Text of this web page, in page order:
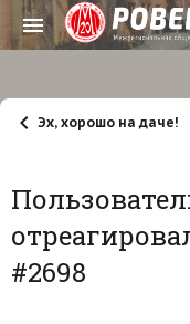
Эх, хорошо на даче!
#2698